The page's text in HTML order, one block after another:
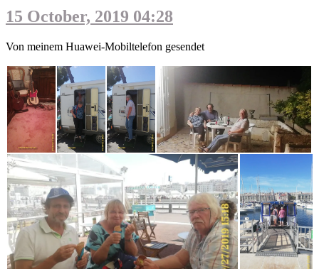
15 October, 2019 04:28
Von meinem Huawei-Mobiltelefon gesendet